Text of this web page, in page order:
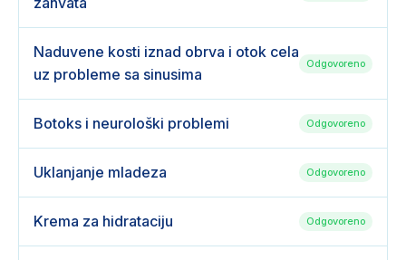
Naduvene kosti iznad obrva i otok cela
uz probleme sa sinusima
Odgovoreno
Botoks i neurološki problemi Odgovoreno
Uklanjanje mladeza Odgovoreno
Krema za hidrataciju Odgovoreno